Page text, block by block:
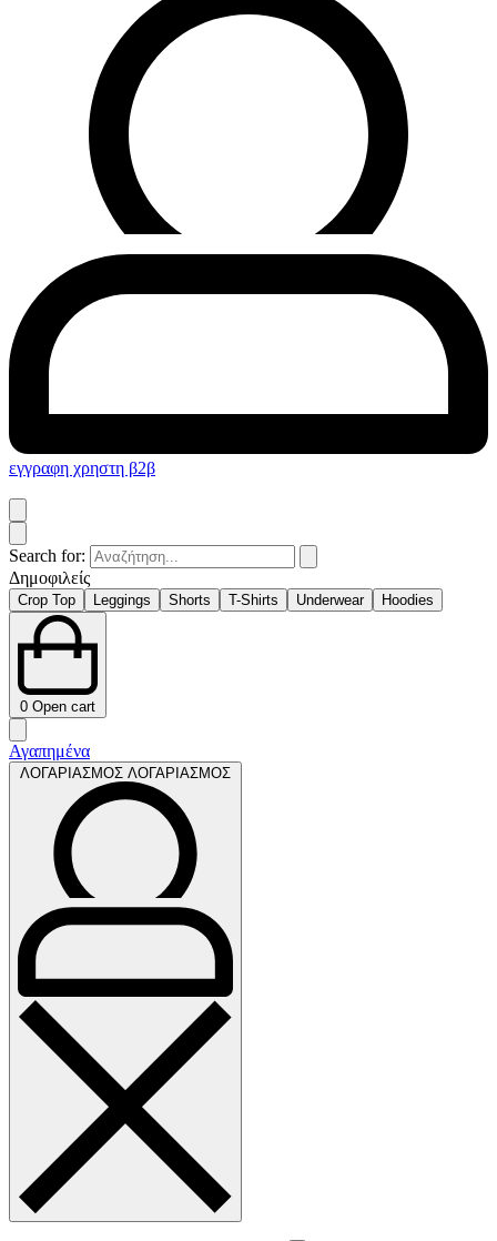
εγγραφη χρηστη β2β
Search for:
Δημοφιλείς
Crop Top Leggings Shorts T-Shirts Underwear Hoodies
0 Open cart
Αγαπημένα
ΛΟΓΑΡΙΑΣΜΟΣ ΛΟΓΑΡΙΑΣΜΟΣ